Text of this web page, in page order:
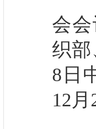
会
织部
8日
12